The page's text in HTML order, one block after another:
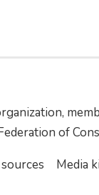
of
Media